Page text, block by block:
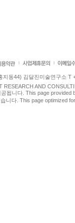
동44) 김달진미술연구소 T
RESEARCH AND
공됩니다. This page provided
니다. This page optimized